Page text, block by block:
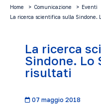
Home Comunicazione
Eventi
La ricerca scientifica sulla Sindone.
La ricerca
Sindone. Lo
risultati
07 maggio 2018